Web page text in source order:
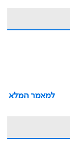
למאמר המלא